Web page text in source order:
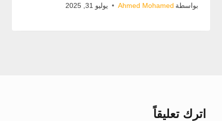
بواسطة Ahmed Mohamed يوليو 31, 2025
اترك تعليقاً